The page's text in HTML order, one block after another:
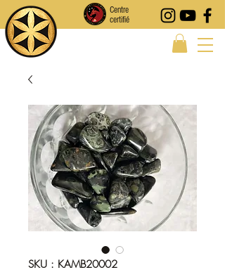
Centre
certifié
SKU : KAMB20002